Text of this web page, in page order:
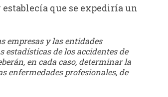
que se expediría un
empresas y las entidades
de los accidentes de
en cada caso, determinar la
enfermedades profesionales, de